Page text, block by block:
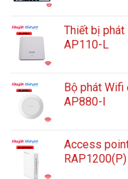
Thiết bị
AP110-L
Bộ phát
AP880-I
Access
RAP1200(P)